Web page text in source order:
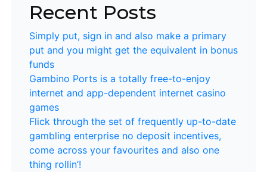
Recent Posts
Simply put, sign in and also make a primary
put and you might get the equivalent in bonus
funds
Gambino Ports is a totally free-to-enjoy
internet and app-dependent internet casino
games
Flick through the set of frequently up-to-date
gambling enterprise no deposit incentives,
come across your favourites and also one
thing rollin’!